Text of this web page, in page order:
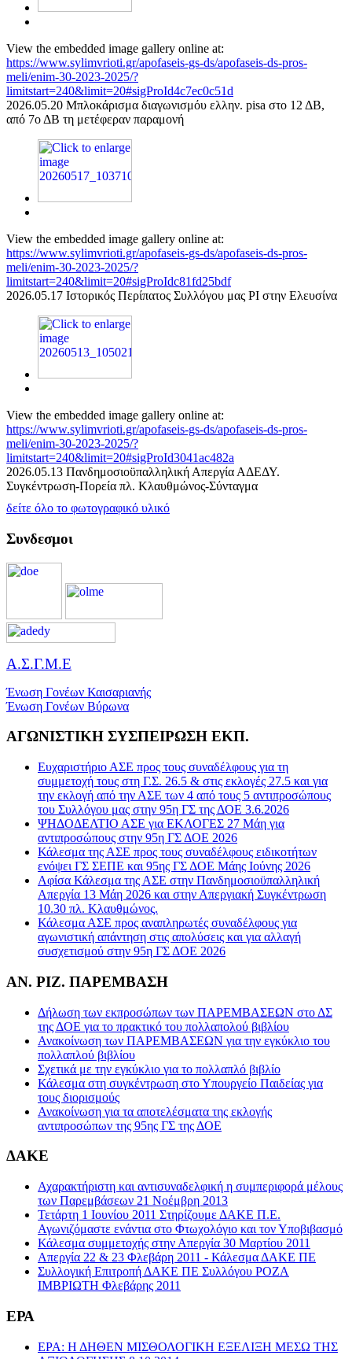
View the embedded image gallery online at:
https://www.sylimvrioti.gr/apofaseis-gs-ds/apofaseis-ds-pros-
meli/enim-30-2023-2025/?
limitstart=240&limit=20#sigProId4c7ec0c51d
2026.05.20 Μπλοκάρισμα διαγωνισμόυ ελλην. pisa στο 12 ΔΒ,
από 7ο ΔΒ τη μετέφεραν παραμονή
View the embedded image gallery online at:
https://www.sylimvrioti.gr/apofaseis-gs-ds/apofaseis-ds-pros-
meli/enim-30-2023-2025/?
limitstart=240&limit=20#sigProIdc81fd25bdf
2026.05.17 Ιστορικός Περίπατος Συλλόγου μας ΡΙ στην Ελευσίνα
View the embedded image gallery online at:
https://www.sylimvrioti.gr/apofaseis-gs-ds/apofaseis-ds-pros-
meli/enim-30-2023-2025/?
limitstart=240&limit=20#sigProId3041ac482a
2026.05.13 Πανδημοσιοϋπαλληλική Απεργία ΑΔΕΔΥ.
Συγκέντρωση-Πορεία πλ. Κλαυθμώνος-Σύνταγμα
δείτε όλο το φωτογραφικό υλικό
Συνδεσμοι
Α.Σ.Γ.Μ.Ε
Ένωση Γονέων Καισαριανής
Ένωση Γονέων Βύρωνα
ΑΓΩΝΙΣΤΙΚΗ ΣΥΣΠΕΙΡΩΣΗ ΕΚΠ.
Ευχαριστήριο ΑΣΕ προς τους συναδέλφους για τη
συμμετοχή τους στη Γ.Σ. 26.5 & στις εκλογές 27.5 και για
την εκλογή από την ΑΣΕ των 4 από τους 5 αντιπροσώπους
του Συλλόγου μας στην 95η ΓΣ της ΔΟΕ 3.6.2026
ΨΗΔΟΔΕΛΤΙΟ ΑΣΕ για ΕΚΛΟΓΕΣ 27 Μάη για
αντιπροσώπους στην 95η ΓΣ ΔΟΕ 2026
Κάλεσμα της ΑΣΕ προς τους συναδέλφους ειδικοτήτων
ενόψει ΓΣ ΣΕΠΕ και 95ης ΓΣ ΔΟΕ Μάης Ιούνης 2026
Αφίσα Κάλεσμα της ΑΣΕ στην Πανδημοσιοϋπαλληλική
Απεργία 13 Μάη 2026 και στην Απεργιακή Συγκέντρωση
10.30 πλ. Κλαυθμώνος.
Κάλεσμα ΑΣΕ προς αναπληρωτές συναδέλφους για
αγωνιστική απάντηση στις απολύσεις και για αλλαγή
συσχετισμού στην 95η ΓΣ ΔΟΕ 2026
ΑΝ. ΡΙΖ. ΠΑΡΕΜΒΑΣΗ
Δήλωση των εκπροσώπων των ΠΑΡΕΜΒΑΣΕΩΝ στο ΔΣ
της ΔΟΕ για το πρακτικό του πολλαπολού βιβλίου
Ανακοίνωση των ΠΑΡΕΜΒΑΣΕΩΝ για την εγκύκλιο του
πολλαπλού βιβλίου
Σχετικά με την εγκύκλιο για το πολλαπλό βιβλίο
Κάλεσμα στη συγκέντρωση στο Υπουργείο Παιδείας για
τους διορισμούς
Ανακοίνωση για τα αποτελέσματα της εκλογής
αντιπροσώπων της 95ης ΓΣ της ΔΟΕ
ΔΑΚΕ
Αχαρακτήριστη και αντισυναδελφική η συμπεριφορά μέλους
των Παρεμβάσεων 21 Νοέμβρη 2013
Τετάρτη 1 Ιουνίου 2011 Στηρίζουμε ΔΑΚΕ Π.Ε.
Αγωνιζόμαστε ενάντια στο Φτωχολόγιο και τον Υποβιβασμό
Κάλεσμα συμμετοχής στην Απεργία 30 Μαρτίου 2011
Απεργία 22 & 23 Φλεβάρη 2011 - Κάλεσμα ΔΑΚΕ ΠΕ
Συλλογική Επιτροπή ΔΑΚΕ ΠΕ Συλλόγου ΡΟΖΑ
ΙΜΒΡΙΩΤΗ Φλεβάρης 2011
ΕΡΑ
ΕΡΑ: Η ΔΗΘΕΝ ΜΙΣΘΟΛΟΓΙΚΗ ΕΞΕΛΙΞΗ ΜΕΣΩ ΤΗΣ